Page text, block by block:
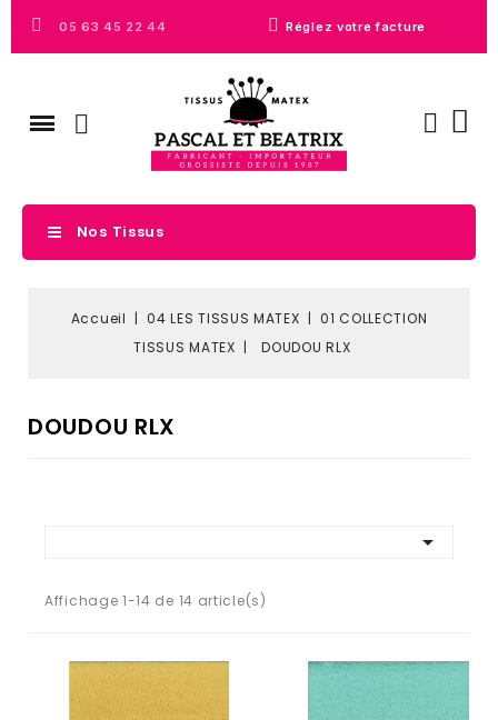
05 63 45 22 44 Réglez votre facture
Nos Tissus
Accueil 04 LES TISSUS MATEX
01 COLLECTION
TISSUS MATEX
DOUDOU RLX
DOUDOU RLX

Affichage 1-14 de 14 article(s)